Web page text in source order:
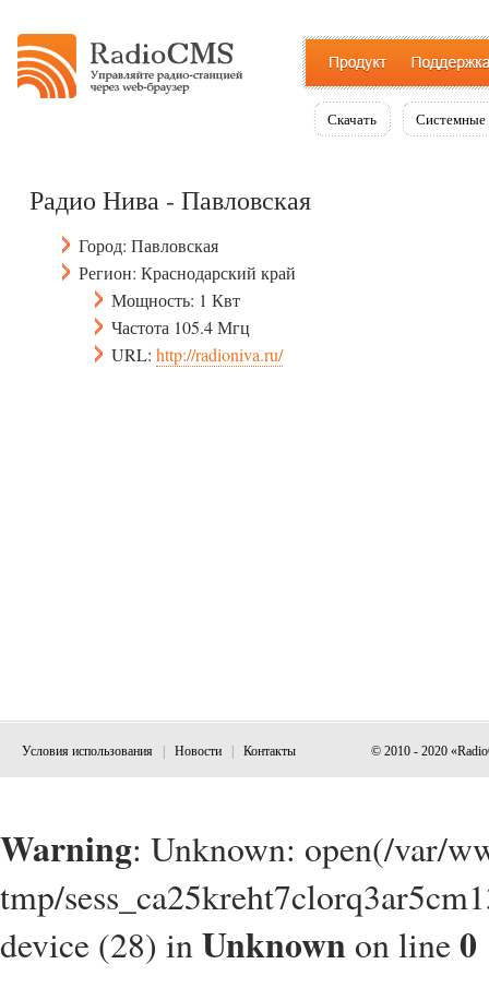
Скачать Системные
Радио Нива - Павловская
Город: Павловская
Регион: Краснодарский край
Мощность: 1 Квт
Частота 105.4 Мгц
URL: http://radioniva.ru/
Условия использования Новости Контакты © 2010 - 2020
Warning: Unknown: open(/var/
tmp/
device (28) inUnknown on line0